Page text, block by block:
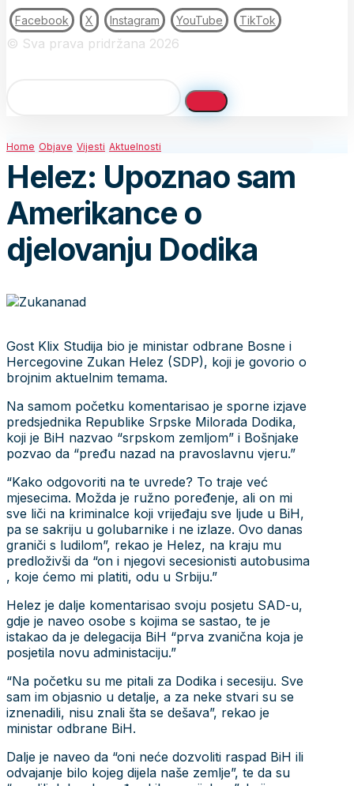
Facebook X Instagram YouTube TikTok
© Sva prava pridržana 2026
Home Objave Vijesti Aktuelnosti
Helez: Upoznao sam
Amerikance o
djelovanju Dodika
Gost Klix Studija bio je ministar odbrane Bosne i
Hercegovine Zukan Helez (SDP), koji je govorio o
brojnim aktuelnim temama.
Na samom početku komentarisao je sporne izjave
predsjednika Republike Srpske Milorada Dodika,
koji je BiH nazvao “srpskom zemljom” i Bošnjake
pozvao da “pređu nazad na pravoslavnu vjeru.”
“Kako odgovoriti na te uvrede? To traje već
mjesecima. Možda je ružno poređenje, ali on mi
sve liči na kriminalce koji vrijeđaju sve ljude u BiH,
pa se sakriju u golubarnike i ne izlaze. Ovo danas
graniči s ludilom”, rekao je Helez, na kraju mu
predloživši da “on i njegovi secesionisti autobusima
, koje ćemo mi platiti, odu u Srbiju.”
Helez je dalje komentarisao svoju posjetu SAD-u,
gdje je naveo osobe s kojima se sastao, te je
istakao da je delegacija BiH “prva zvanična koja je
posjetila novu administaciju.”
“Na početku su me pitali za Dodika i secesiju. Sve
sam im objasnio u detalje, a za neke stvari su se
iznenadili, nisu znali šta se dešava”, rekao je
ministar odbrane BiH.
Dalje je naveo da “oni neće dozvoliti raspad BiH ili
odvajanje bilo kojeg dijela naše zemlje”, te da su